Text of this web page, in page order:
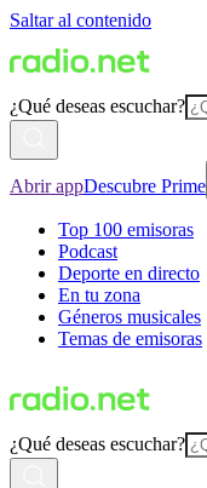
Saltar al contenido
¿Qué deseas escuchar?
Abrir appDescubre Prime
Top 100 emisoras
Podcast
Deporte en directo
En tu zona
Géneros musicales
Temas de emisoras
¿Qué deseas escuchar?